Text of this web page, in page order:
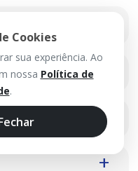
Cookies
sua experiência. Ao
nossa Política de
.